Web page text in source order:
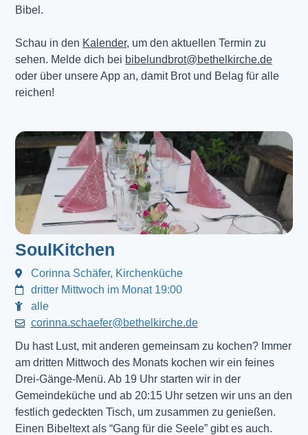
Bibel.
Schau in den Kalender, um den aktuellen Termin zu
sehen. Melde dich bei bibelundbrot@bethelkirche.de
oder über unsere App an, damit Brot und Belag für alle
reichen!
SoulKitchen
Corinna Schäfer, Kirchenküche
dritter Mittwoch im Monat 19:00
alle
corinna.schaefer@bethelkirche.de
Du hast Lust, mit anderen gemeinsam zu kochen? Immer
am dritten Mittwoch des Monats kochen wir ein feines
Drei-Gänge-Menü. Ab 19 Uhr starten wir in der
Gemeindeküche und ab 20:15 Uhr setzen wir uns an den
festlich gedeckten Tisch, um zusammen zu genießen.
Einen Bibeltext als “Gang für die Seele” gibt es auch.